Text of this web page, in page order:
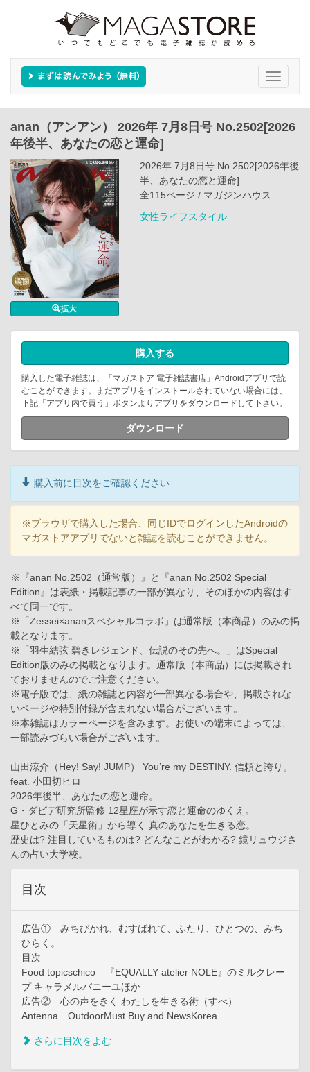
Toggle
anan（アンアン） 2026年 7月8日号 No.2502[2026
年後半、あなたの恋と運命]
拡大
2026年 7月8日号 No.2502[2026年後
半、あなたの恋と運命]
全115ページ / マガジンハウス
女性ライフスタイル
購入する
購入した電子雑誌は、「マガストア 電子雑誌書店」Androidアプリで読
むことができます。まだアプリをインストールされていない場合には、
下記「アプリ内で買う」ボタンよりアプリをダウンロードして下さい。
ダウンロード
購入前に目次をご確認ください
※ブラウザで購入した場合、同じIDでログインしたAndroidの
マガストアアプリでないと雑誌を読むことができません。
※『anan No.2502（通常版）』と『anan No.2502 Special
Edition』は表紙・掲載記事の一部が異なり、そのほかの内容はす
べて同一です。
※「Zessei×ananスペシャルコラボ」は通常版（本商品）のみの掲
載となります。
※「羽生結弦 碧きレジェンド、伝説のその先へ。」はSpecial
Edition版のみの掲載となります。通常版（本商品）には掲載され
ておりませんのでご注意ください。
※電子版では、紙の雑誌と内容が一部異なる場合や、掲載されな
いページや特別付録が含まれない場合がございます。
※本雑誌はカラーページを含みます。お使いの端末によっては、
一部読みづらい場合がございます。
山田涼介（Hey! Say! JUMP） You’re my DESTINY. 信頼と誇り。
feat. 小田切ヒロ
2026年後半、あなたの恋と運命。
G・ダビデ研究所監修 12星座が示す恋と運命のゆくえ。
星ひとみの「天星術」から導く 真のあなたを生きる恋。
歴史は? 注目しているものは? どんなことがわかる? 鏡リュウジさ
んの占い大学校。
目次
広告① みちびかれ、むすばれて、ふたり、ひとつの、みち
ひらく。
目次
Food topicschico 『EQUALLY atelier NOLE』のミルクレー
プ キャラメルバニーユほか
広告② 心の声をきく わたしを生きる術（すべ）
Antenna OutdoorMust Buy and NewsKorea
さらに目次をよむ